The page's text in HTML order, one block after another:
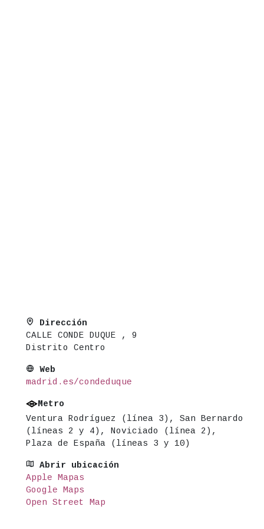
Rodríguez (línea 3), San Bernardo
Dirección
CALLE CONDE DUQUE , 9
Distrito Centro
Web
madrid.es/condeduque
Metro
Ventura Rodríguez (línea 3), San Bernardo
(líneas 2 y 4), Noviciado (línea 2),
Plaza de España (líneas 3 y 10)
Abrir ubicación
Apple Mapas
Google Maps
Open Street Map